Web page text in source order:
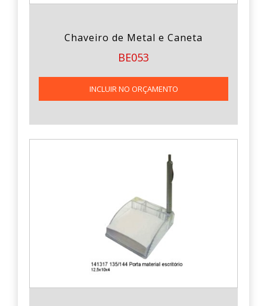
Chaveiro de Metal e Caneta
BE053
INCLUIR NO ORÇAMENTO